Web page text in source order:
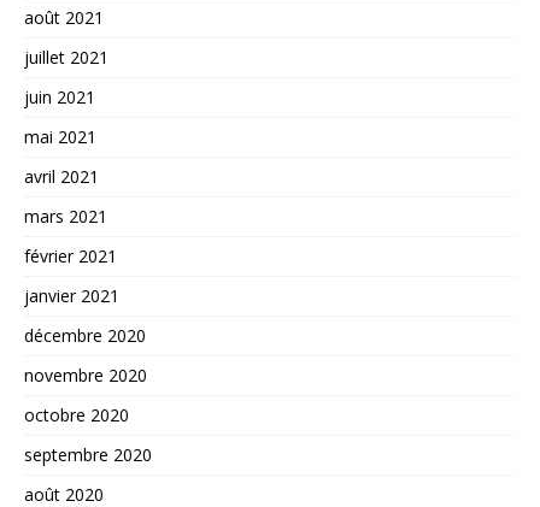
août 2021
juillet 2021
juin 2021
mai 2021
avril 2021
mars 2021
février 2021
janvier 2021
décembre 2020
novembre 2020
octobre 2020
septembre 2020
août 2020